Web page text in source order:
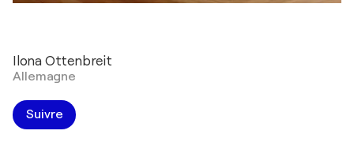
Ilona Ottenbreit
Allemagne
Suivre